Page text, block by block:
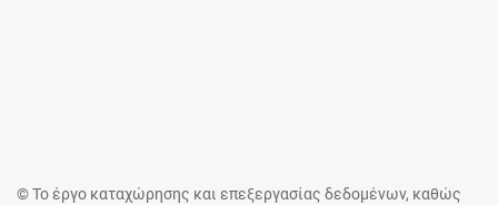
© Το έργο καταχώρησης και επεξεργασίας δεδομένων, καθώς